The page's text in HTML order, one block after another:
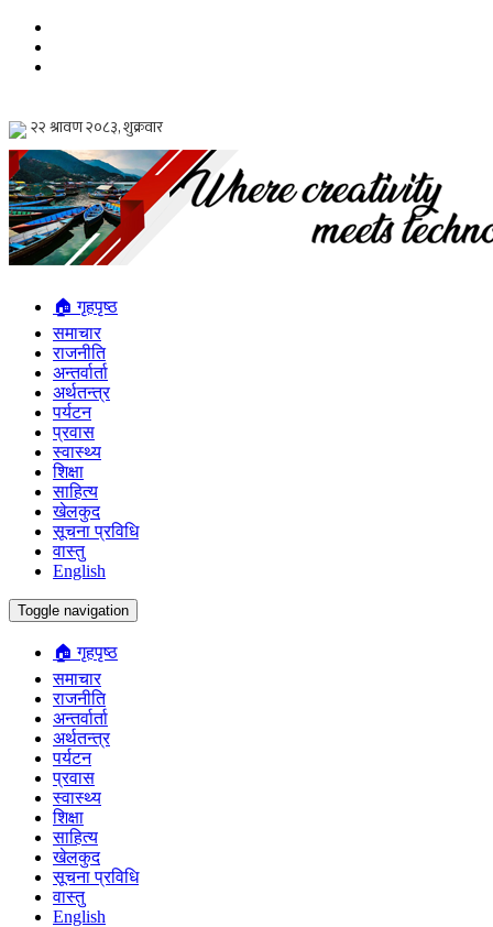
🏠 गृहपृष्ठ
समाचार
राजनीति
अन्तर्वार्ता
अर्थतन्त्र
पर्यटन
प्रवास
स्वास्थ्य
शिक्षा
साहित्य
खेलकुद
सूचना प्रविधि
वास्तु
English
Toggle navigation
🏠 गृहपृष्ठ
समाचार
राजनीति
अन्तर्वार्ता
अर्थतन्त्र
पर्यटन
प्रवास
स्वास्थ्य
शिक्षा
साहित्य
खेलकुद
सूचना प्रविधि
वास्तु
English